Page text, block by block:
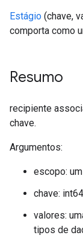
Estágio (chave,
comporta como
Resumo
recipiente
chave.
Argumentos:
escopo:
chave: int64
valores:
tipos de